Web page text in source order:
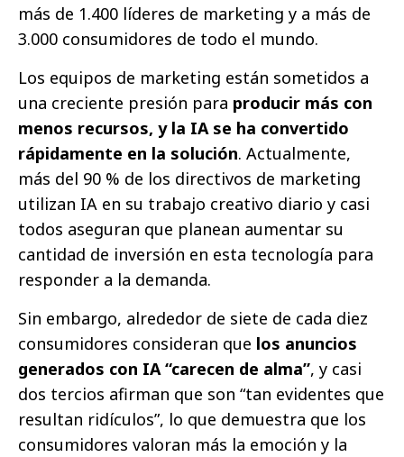
más de 1.400 líderes de marketing y a más de
3.000 consumidores de todo el mundo.
Los equipos de marketing están sometidos a
una creciente presión para producir más con
menos recursos, y la IA se ha convertido
rápidamente en la solución. Actualmente,
más del 90 % de los directivos de marketing
utilizan IA en su trabajo creativo diario y casi
todos aseguran que planean aumentar su
cantidad de inversión en esta tecnología para
responder a la demanda.
Sin embargo, alrededor de siete de cada diez
consumidores consideran que los anuncios
generados con IA “carecen de alma”, y casi
dos tercios afirman que son “tan evidentes que
resultan ridículos”, lo que demuestra que los
consumidores valoran más la emoción y la